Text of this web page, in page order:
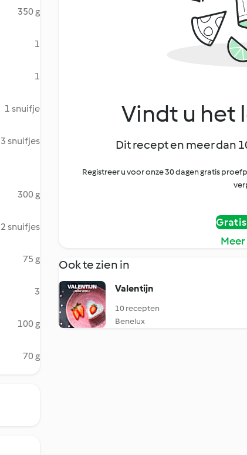
350 g
1
1
1 snuifje
3 snuifjes
300 g
2 snuifjes
75 g
3
100 g
70 g
Vindt u het
Dit recept en meer dan
Registreer u voor onze 30 dagen gratis
Ook te zien in
Valentijn
10 recepten
Benelux